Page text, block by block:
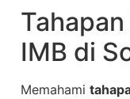
IMB di
Memahami